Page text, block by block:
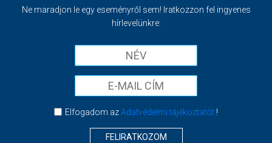
Ne maradjon le egy eseményről sem! Iratkozzon fel ingyenes
hírlevelünkre:
Elfogadom azAdatvédelmi tájékoztatót!
FELIRATKOZOM